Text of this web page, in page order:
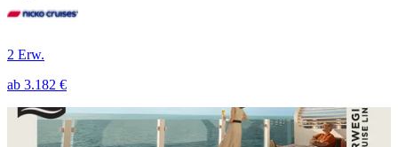
2 Erw.
ab 3.182 €